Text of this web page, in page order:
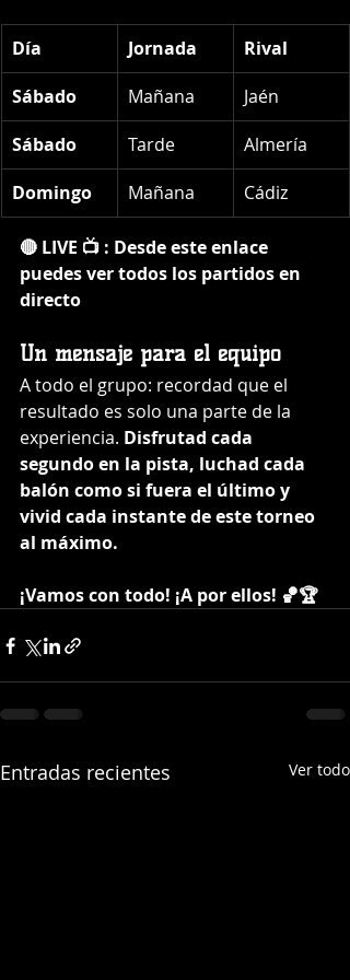
Día Jornada
Rival
Sábado
Mañana
Jaén
Sábado
Tarde
Almería
Domingo
Mañana Cádiz
🔴 LIVE 📺 : Desde este enlace
puedes ver todos los partidos en
directo
Un mensaje para el equipo
A todo el grupo: recordad que el
resultado es solo una parte de la
experiencia. Disfrutad cada
segundo en la pista, luchad cada
balón como si fuera el último y
vivid cada instante de este torneo
al máximo.
¡Vamos con todo! ¡A por ellos! 🏀🏆
Entradas recientes Ver todo